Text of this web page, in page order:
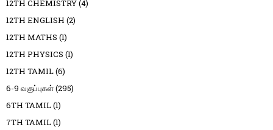
12TH CHEMISTRY(4)
12TH ENGLISH (2)
12TH MATHS (1)
12TH PHYSICS (1)
12TH TAMIL(6)
6-9 வகுப்புகள்(295)
6TH TAMIL(1)
7TH TAMIL(1)